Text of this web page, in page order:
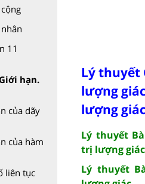
11
hạn.
của dãy
của hàm
liên tục
Lý thuyết
lượng
lượng giác
Lý thuyết
trị lượng
Lý thuyết